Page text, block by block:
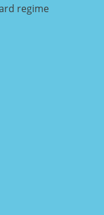
regime